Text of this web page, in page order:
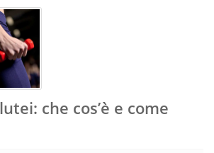
che cos’è e come